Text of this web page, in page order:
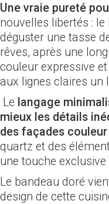
Une vraie pureté
nouvelles libertés : le
déguster une tasse
rêves, après une
couleur expressive
aux lignes claires un
Le langage
mieux les détails
des façades
quartz et des
une touche
Le bandeau doré
design de cette